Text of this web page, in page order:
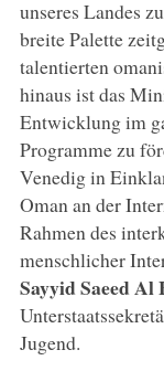
unseres Landes
breite Palette
talentierten
hinaus ist das
Entwicklung im
Programme zu
Venedig in
Oman an der
Rahmen des
menschlicher
Sayyid Saeed Al
Jugend.